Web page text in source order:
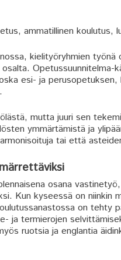
ammatillinen koulutus,
kielityöryhmien
esi- ja
mutta juuri sen
ymmärtämistä ja
tai että
osana
Kun kyseessä on niinkin
on tehty
ja termierojen
ruotsia ja englantia